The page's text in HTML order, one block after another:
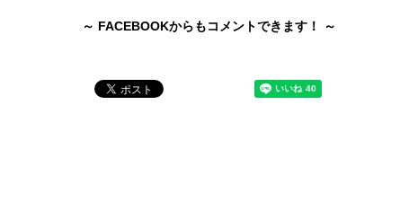
～ FACEBOOKからもコメントできます！ ～